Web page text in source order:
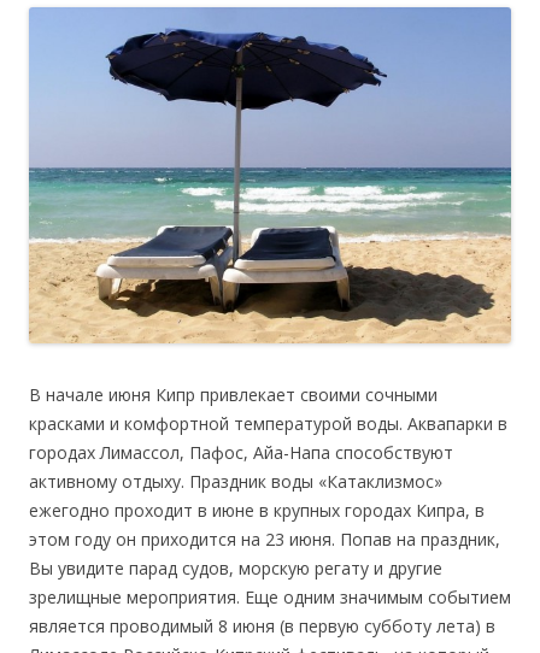
В начале июня Кипр привлекает своими сочными
красками и комфортной температурой воды. Аквапарки в
городах Лимассол, Пафос, Айа-Напа способствуют
активному отдыху. Праздник воды «Катаклизмос»
ежегодно проходит в июне в крупных городах Кипра, в
этом году он приходится на 23 июня. Попав на праздник,
Вы увидите парад судов, морскую регату и другие
зрелищные мероприятия. Еще одним значимым событием
является проводимый 8 июня (в первую субботу лета) в